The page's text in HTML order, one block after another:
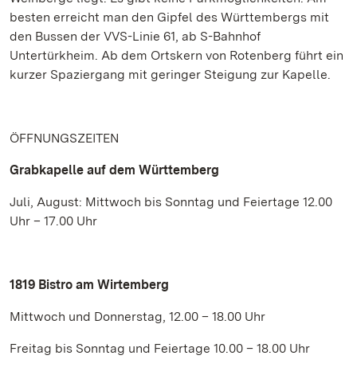
besten erreicht man den Gipfel des Württembergs mit
den Bussen der VVS-Linie 61, ab S-Bahnhof
Untertürkheim. Ab dem Ortskern von Rotenberg führt ein
kurzer Spaziergang mit geringer Steigung zur Kapelle.
ÖFFNUNGSZEITEN
Grabkapelle auf dem Württemberg
Juli, August: Mittwoch bis Sonntag und Feiertage 12.00
Uhr – 17.00 Uhr
1819 Bistro am Wirtemberg
Mittwoch und Donnerstag, 12.00 – 18.00 Uhr
Freitag bis Sonntag und Feiertage 10.00 – 18.00 Uhr